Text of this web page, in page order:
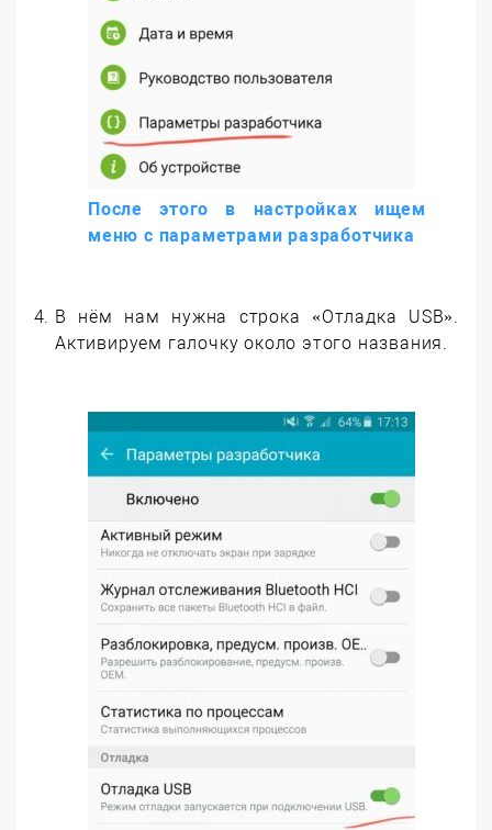
После этого в настройках ищем
меню с параметрами разработчика
В нём нам нужна строка «Отладка USB».
Активируем галочку около этого названия.